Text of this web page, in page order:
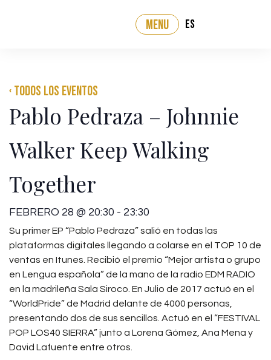
MENU ES
‹ Todos los eventos
Pablo Pedraza – Johnnie
Walker Keep Walking
Together
FEBRERO 28 @ 20:30 - 23:30
Su primer EP “Pablo Pedraza” salió en todas las
plataformas digitales llegando a colarse en el TOP 10 de
ventas en Itunes. Recibió el premio “Mejor artista o grupo
en Lengua española” de la mano de la radio EDM RADIO
en la madrileña Sala Siroco. En Julio de 2017 actuó en el
“WorldPride” de Madrid delante de 4000 personas,
presentando dos de sus sencillos. Actuó en el “FESTIVAL
POP LOS40 SIERRA” junto a Lorena Gómez, Ana Mena y
David Lafuente entre otros.